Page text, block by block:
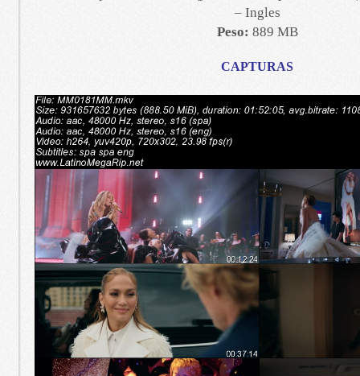
– Ingles
Peso: 889 MB
CAPTURAS